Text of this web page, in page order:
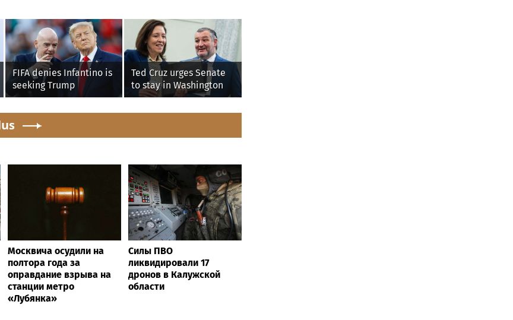
FIFA denies Infantino is
seeking Trump
administration help as
pressure mounts over
his leadership
Ted Cruz urges Senate
to stay in Washington
until Protect College
Sports Act passes this
Москвича осудили на
полтора года за
оправдание взрыва на
станции метро
«Лубянка»
Силы ПВО
ликвидировали 17
дронов в Калужской
области